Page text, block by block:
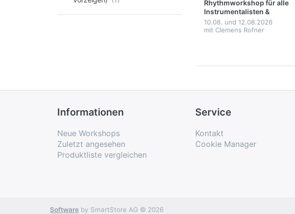
Rhythmworkshop für alle
Instrumentalisten &
Vocalisten 2026
10.08. und 12.08.2026
mit Clemens Rofner
Informationen
Neue Workshops
Zuletzt angesehen
Produktliste vergleichen
Service
Kontakt
Cookie Manager
Software by SmartStore AG © 2026